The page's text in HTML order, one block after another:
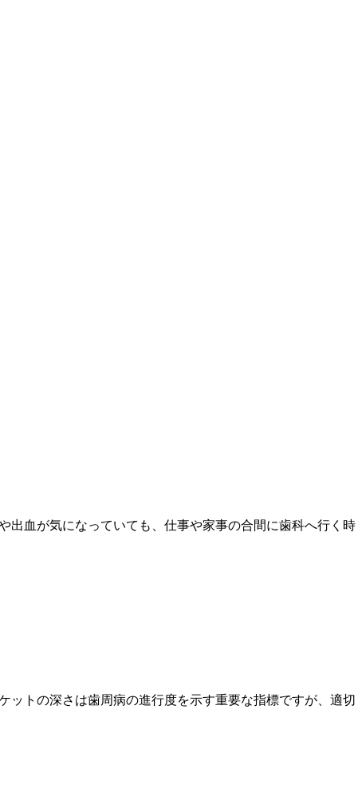
出血が気になっていても、仕事や家事の合間に歯科へ行く時
ットの深さは歯周病の進行度を示す重要な指標ですが、適切